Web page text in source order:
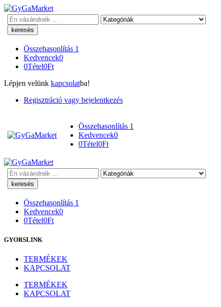
Keresés
Összehasonlítás 1
Kedvencek0
0Tétel0Ft
Lépjen velünk kapcsolatba!
Regisztráció vagy bejelentkezés
Összehasonlítás 1
Kedvencek0
0Tétel0Ft
Keresés
Összehasonlítás 1
Kedvencek0
0Tétel0Ft
GYORSLINK
TERMÉKEK
KAPCSOLAT
TERMÉKEK
KAPCSOLAT